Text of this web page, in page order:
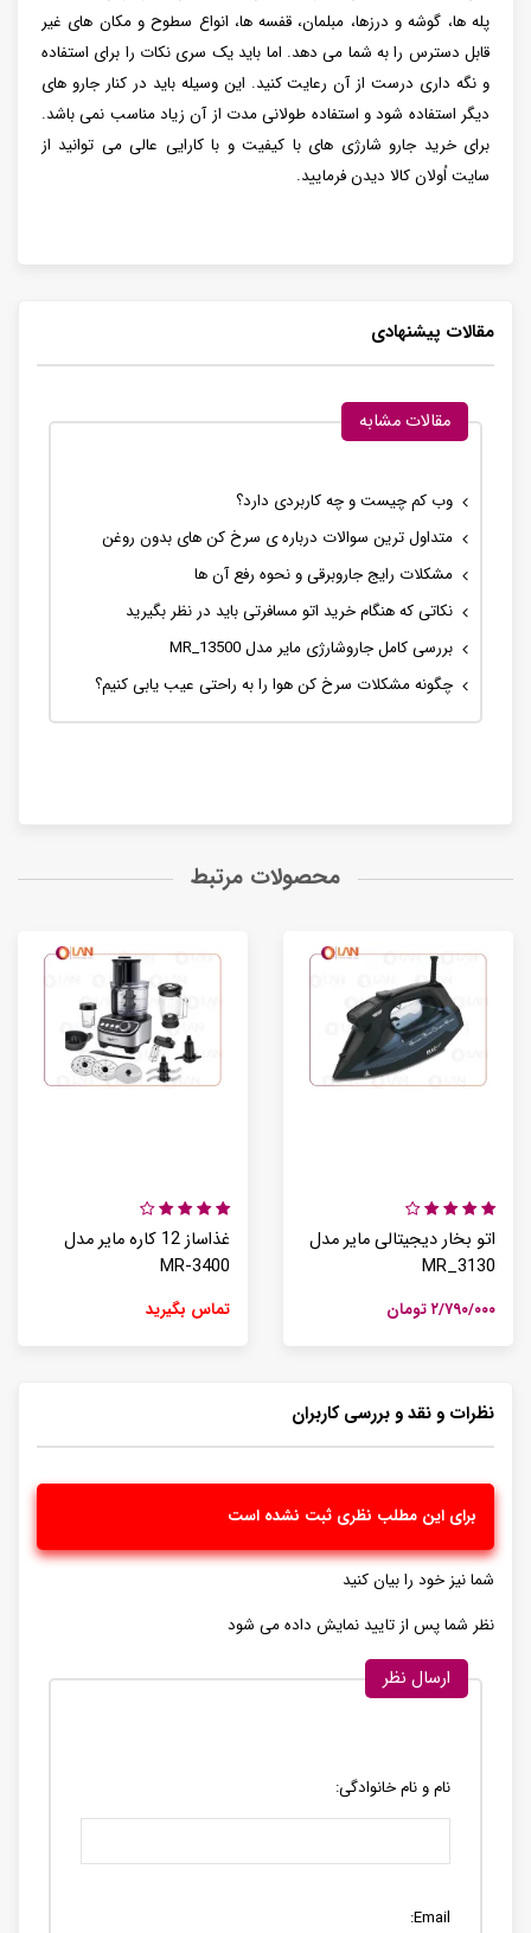
پله ها، گوشه و درزها، مبلمان، قفسه ها، انواع سطوح و مکان های غیر
قابل دسترس را به شما می دهد. اما باید یک سری نکات را برای استفاده
و نگه داری درست از آن رعایت کنید. این وسیله باید در کنار جارو های
دیگر استفاده شود و استفاده طولانی مدت از آن زیاد مناسب نمی باشد.
برای خرید جارو شارژی های با کیفیت و با کارایی عالی می توانید از
سایت اُولان کالا دیدن فرمایید.
مقالات پیشنهادی
مقالات مشابه
وب کم چیست و چه کاربردی دارد؟
متداول ترین سوالات درباره ی سرخ کن های بدون روغن
مشکلات رایج جاروبرقی و نحوه رفع آن ها
نکاتی که هنگام خرید اتو مسافرتی باید در نظر بگیرید
بررسی کامل جاروشارژی مایر مدل MR_13500
چگونه مشکلات سرخ کن هوا را به راحتی عیب یابی کنیم؟
محصولات مرتبط
غذاساز 12 کاره مایر مدل
MR-3400
تماس بگیرید
اتو بخار دیجیتالی مایر مدل
MR_3130
۲/۷۹۰/۰۰۰ تومان
نظرات و نقد و بررسی کاربران
برای این مطلب نظری ثبت نشده است
شما نیز خود را بیان کنید
نظر شما پس از تایید نمایش داده می شود
ارسال نظر
نام و نام خانوادگی:
Email: